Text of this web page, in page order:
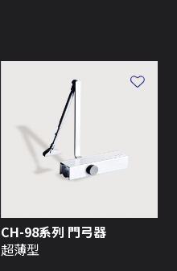
CH-98系列 門弓器
超薄型